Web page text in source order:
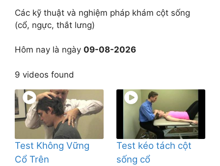
Các kỹ thuật và nghiệm pháp khám cột sống
(cổ, ngực, thắt lưng)
Hôm nay là ngày 09-08-2026
9 videos found
Test Không Vững
Cổ Trên
Test kéo tách cột
sống cổ